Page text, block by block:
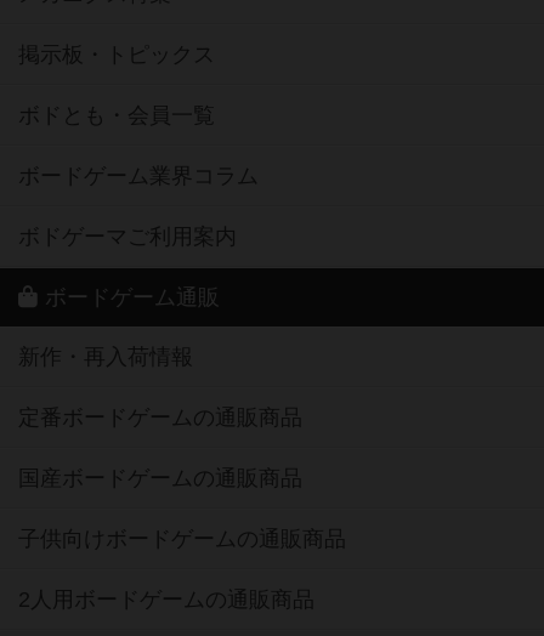
掲示板・トピックス
ボドとも・会員一覧
ボードゲーム業界コラム
ボドゲーマご利用案内
ボードゲーム通販
新作・再入荷情報
定番ボードゲームの通販商品
国産ボードゲームの通販商品
子供向けボードゲームの通販商品
2人用ボードゲームの通販商品